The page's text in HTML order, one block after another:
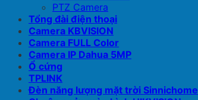
PTZ Camera
Tổng đài điện thoại
Camera KBVISION
Camera FULL Color
Camera IP Dahua 5MP
Ổ cứng
TPLINK
Đèn năng lượng mặt trời Sinnichome